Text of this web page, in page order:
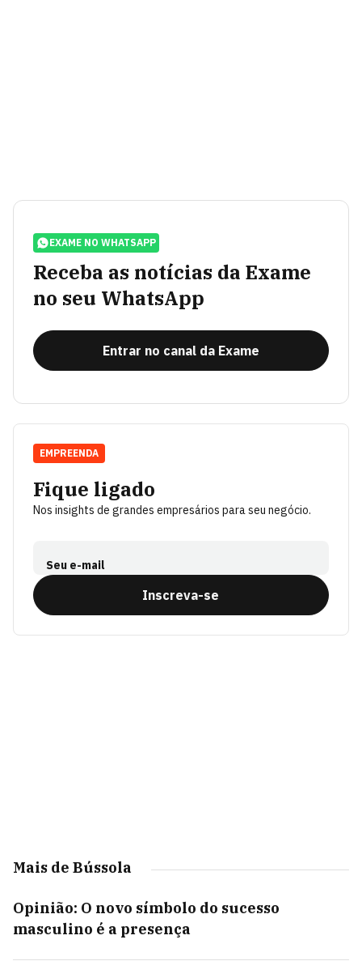
EXAME NO WHATSAPP
Receba as notícias da Exame
no seu WhatsApp
Entrar no canal da Exame
Fique ligado
Nos insights de grandes empresários para seu negócio.
Seu e-mail
Inscreva-se
EMPREENDA
Mais de Bússola
Opinião: O novo símbolo do sucesso
masculino é a presença